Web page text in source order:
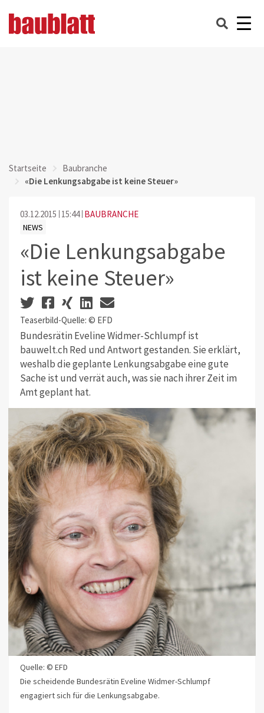
Startseite
Baubranche
«Die Lenkungsabgabe ist keine Steuer»
03.12.2015 15:44 BAUBRANCHE
NEWS
«Die Lenkungsabgabe
ist keine Steuer»
Teaserbild-Quelle: © EFD
Bundesrätin Eveline Widmer-Schlumpf ist
bauwelt.ch Red und Antwort gestanden. Sie erklärt,
weshalb die geplante Lenkungsabgabe eine gute
Sache ist und verrät auch, was sie nach ihrer Zeit im
Amt geplant hat.
Quelle: © EFD
Die scheidende Bundesrätin Eveline Widmer-Schlumpf
engagiert sich für die Lenkungsabgabe.